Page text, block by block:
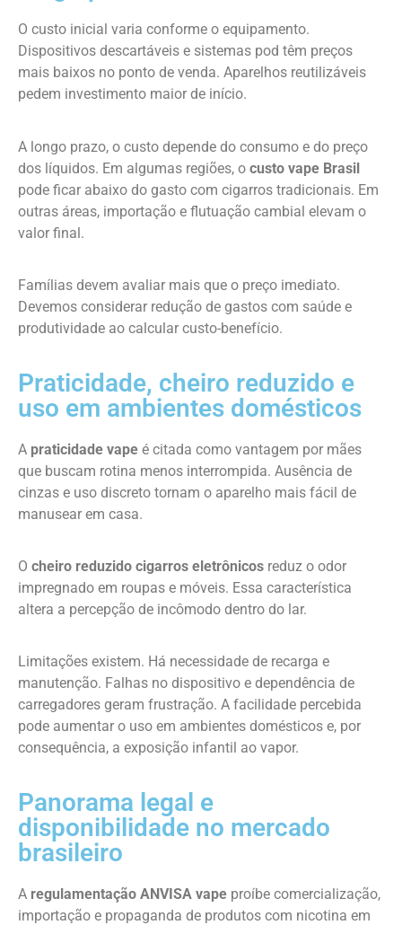
O custo inicial varia conforme o equipamento.
Dispositivos descartáveis e sistemas pod têm preços
mais baixos no ponto de venda. Aparelhos reutilizáveis
pedem investimento maior de início.
A longo prazo, o custo depende do consumo e do preço
dos líquidos. Em algumas regiões, o custo vape Brasil
pode ficar abaixo do gasto com cigarros tradicionais. Em
outras áreas, importação e flutuação cambial elevam o
valor final.
Famílias devem avaliar mais que o preço imediato.
Devemos considerar redução de gastos com saúde e
produtividade ao calcular custo-benefício.
Praticidade, cheiro reduzido e
uso em ambientes domésticos
A praticidade vape é citada como vantagem por mães
que buscam rotina menos interrompida. Ausência de
cinzas e uso discreto tornam o aparelho mais fácil de
manusear em casa.
O cheiro reduzido cigarros eletrônicos reduz o odor
impregnado em roupas e móveis. Essa característica
altera a percepção de incômodo dentro do lar.
Limitações existem. Há necessidade de recarga e
manutenção. Falhas no dispositivo e dependência de
carregadores geram frustração. A facilidade percebida
pode aumentar o uso em ambientes domésticos e, por
consequência, a exposição infantil ao vapor.
Panorama legal e
disponibilidade no mercado
brasileiro
A regulamentação ANVISA vape proíbe comercialização,
importação e propaganda de produtos com nicotina em